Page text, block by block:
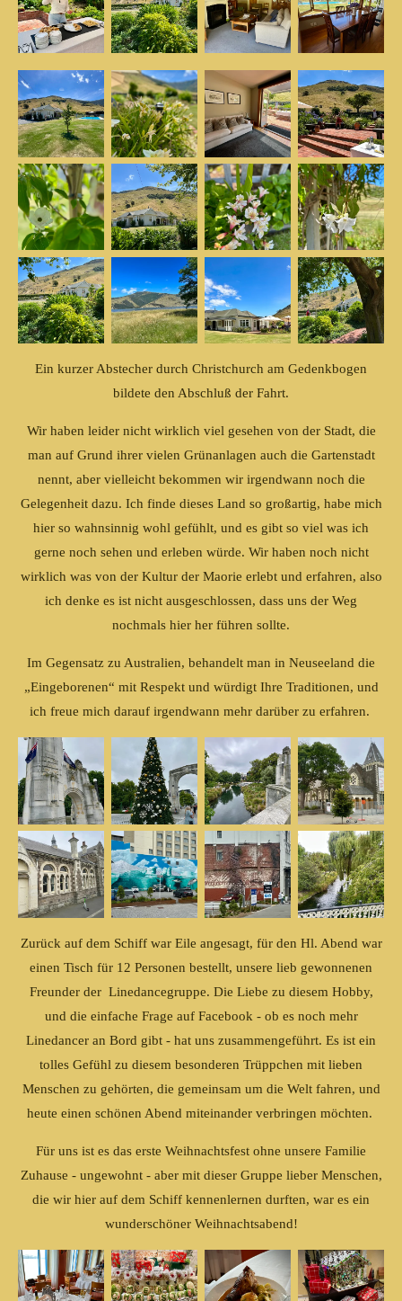
Ein kurzer Abstecher durch Christchurch am Gedenkbogen
bildete den Abschluß der Fahrt.
Wir haben leider nicht wirklich viel gesehen von der Stadt, die
man auf Grund ihrer vielen Grünanlagen auch die Gartenstadt
nennt, aber vielleicht bekommen wir irgendwann noch die
Gelegenheit dazu. Ich finde dieses Land so großartig, habe mich
hier so wahnsinnig wohl gefühlt, und es gibt so viel was ich
gerne noch sehen und erleben würde. Wir haben noch nicht
wirklich was von der Kultur der Maorie erlebt und erfahren, also
ich denke es ist nicht ausgeschlossen, dass uns der Weg
nochmals hier her führen sollte.
Im Gegensatz zu Australien, behandelt man in Neuseeland die
„Eingeborenen“ mit Respekt und würdigt Ihre Traditionen, und
ich freue mich darauf irgendwann mehr darüber zu erfahren.
Zurück auf dem Schiff war Eile angesagt, für den Hl. Abend war
einen Tisch für 12 Personen bestellt, unsere lieb gewonnenen
Freunder der Linedancegruppe. Die Liebe zu diesem Hobby,
und die einfache Frage auf Facebook - ob es noch mehr
Linedancer an Bord gibt - hat uns zusammengeführt. Es ist ein
tolles Gefühl zu diesem besonderen Trüppchen mit lieben
Menschen zu gehörten, die gemeinsam um die Welt fahren, und
heute einen schönen Abend miteinander verbringen möchten.
Für uns ist es das erste Weihnachtsfest ohne unsere Familie
Zuhause - ungewohnt - aber mit dieser Gruppe lieber Menschen,
die wir hier auf dem Schiff kennenlernen durften, war es ein
wunderschöner Weihnachtsabend!